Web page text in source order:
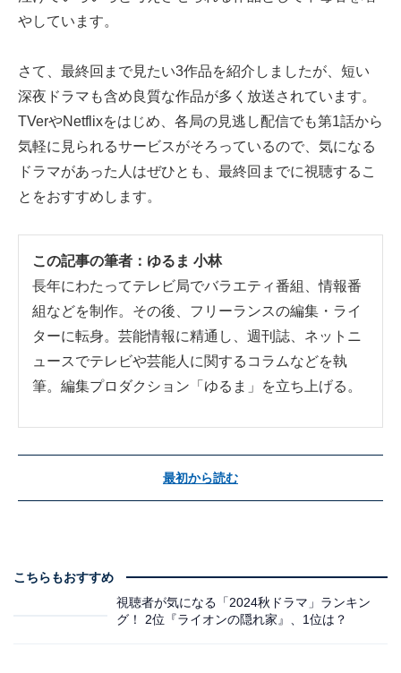
やしています。
さて、最終回まで見たい3作品を紹介しましたが、短い
深夜ドラマも含め良質な作品が多く放送されています。
TVerやNetflixをはじめ、各局の見逃し配信でも第1話から
気軽に見られるサービスがそろっているので、気になる
ドラマがあった人はぜひとも、最終回までに視聴するこ
とをおすすめします。
この記事の筆者： ゆるま 小林
長年にわたってテレビ局でバラエティ番組、情報番
組などを制作。その後、フリーランスの編集・ライ
ターに転身。芸能情報に精通し、週刊誌、ネットニ
ュースでテレビや芸能人に関するコラムなどを執
筆。編集プロダクション「ゆるま」を立ち上げる。
最初から読む
こちらもおすすめ
視聴者が気になる「2024秋ドラマ」ランキン
グ！ 2位『ライオンの隠れ家』、1位は？